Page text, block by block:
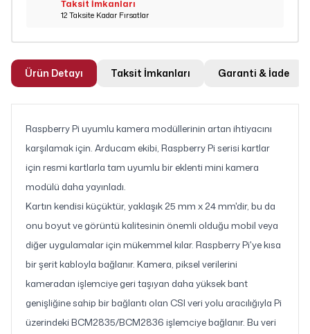
Taksit İmkanları
12 Taksite Kadar Fırsatlar
Ürün Detayı Taksit İmkanları Garanti & İade
Raspberry Pi uyumlu kamera modüllerinin artan ihtiyacını
karşılamak için. Arducam ekibi, Raspberry Pi serisi kartlar
için resmi kartlarla tam uyumlu bir eklenti mini kamera
modülü daha yayınladı.
Kartın kendisi küçüktür, yaklaşık 25 mm x 24 mm'dir, bu da
onu boyut ve görüntü kalitesinin önemli olduğu mobil veya
diğer uygulamalar için mükemmel kılar. Raspberry Pi'ye kısa
bir şerit kabloyla bağlanır. Kamera, piksel verilerini
kameradan işlemciye geri taşıyan daha yüksek bant
genişliğine sahip bir bağlantı olan CSI veri yolu aracılığıyla Pi
üzerindeki BCM2835/BCM2836 işlemciye bağlanır. Bu veri